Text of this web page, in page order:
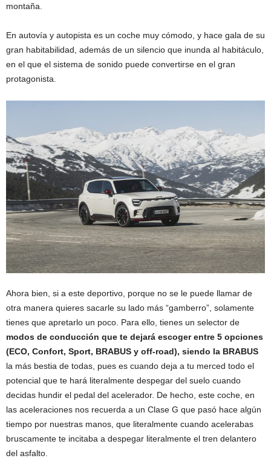
montaña.
En autovía y autopista es un coche muy cómodo, y hace gala de su
gran habitabilidad, además de un silencio que inunda al habitáculo,
en el que el sistema de sonido puede convertirse en el gran
protagonista.
Ahora bien, si a este deportivo, porque no se le puede llamar de
otra manera quieres sacarle su lado más “gamberro”, solamente
tienes que apretarlo un poco. Para ello, tienes un selector de
modos de conducción que te dejará escoger entre 5 opciones
(ECO, Confort, Sport, BRABUS y off-road), siendo la BRABUS
la más bestia de todas, pues es cuando deja a tu merced todo el
potencial que te hará literalmente despegar del suelo cuando
decidas hundir el pedal del acelerador. De hecho, este coche, en
las aceleraciones nos recuerda a un Clase G que pasó hace algún
tiempo por nuestras manos, que literalmente cuando acelerabas
bruscamente te incitaba a despegar literalmente el tren delantero
del asfalto.